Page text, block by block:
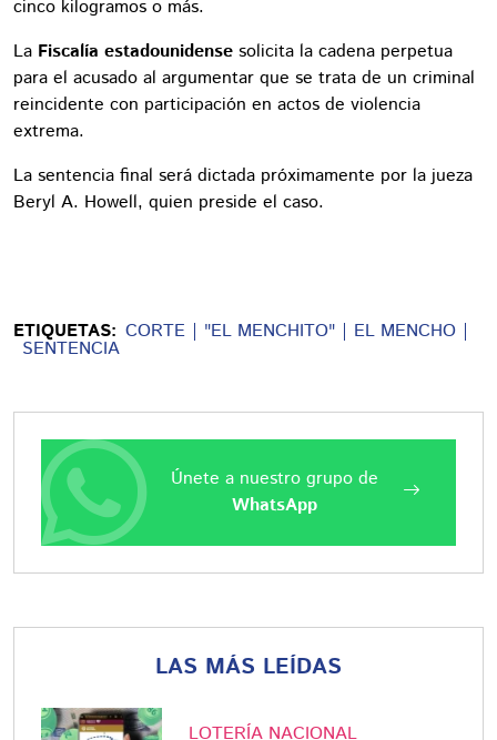
cinco kilogramos o más.
La Fiscalía estadounidense solicita la cadena perpetua
para el acusado al argumentar que se trata de un criminal
reincidente con participación en actos de violencia
extrema.
La sentencia final será dictada próximamente por la jueza
Beryl A. Howell, quien preside el caso.
ETIQUETAS: CORTE "EL MENCHITO" EL MENCHO
SENTENCIA
Únete a nuestro grupo de
WhatsApp
LAS MÁS LEÍDAS
LOTERÍA NACIONAL